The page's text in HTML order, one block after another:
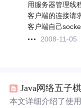
用服务器管理线
客户端的连接请
客户端自己
2008-11-05
Java网络五子
本文详细介绍了使